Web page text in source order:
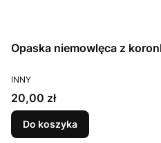
Opaska niemowlęca z
PRODUCENT
INNY
Cena
20,00 zł
Do koszyka